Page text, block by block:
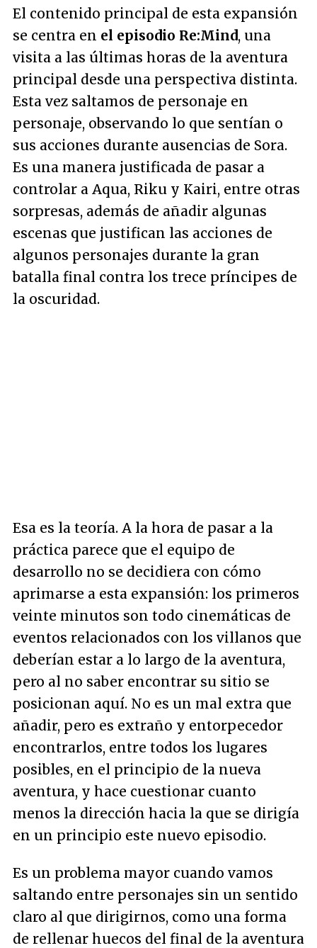
El contenido principal de esta expansión
se centra en el episodio Re:Mind, una
visita a las últimas horas de la aventura
principal desde una perspectiva distinta.
Esta vez saltamos de personaje en
personaje, observando lo que sentían o
sus acciones durante ausencias de Sora.
Es una manera justificada de pasar a
controlar a Aqua, Riku y Kairi, entre otras
sorpresas, además de añadir algunas
escenas que justifican las acciones de
algunos personajes durante la gran
batalla final contra los trece príncipes de
la oscuridad.
Esa es la teoría. A la hora de pasar a la
práctica parece que el equipo de
desarrollo no se decidiera con cómo
aprimarse a esta expansión: los primeros
veinte minutos son todo cinemáticas de
eventos relacionados con los villanos que
deberían estar a lo largo de la aventura,
pero al no saber encontrar su sitio se
posicionan aquí. No es un mal extra que
añadir, pero es extraño y entorpecedor
encontrarlos, entre todos los lugares
posibles, en el principio de la nueva
aventura, y hace cuestionar cuanto
menos la dirección hacia la que se dirigía
en un principio este nuevo episodio.
Es un problema mayor cuando vamos
saltando entre personajes sin un sentido
claro al que dirigirnos, como una forma
de rellenar huecos del final de la aventura